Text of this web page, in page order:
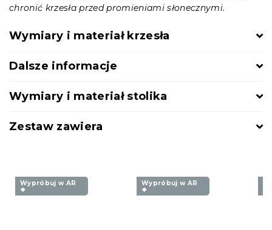
chronić krzesła przed promieniami słonecznymi.
Wymiary i materiał krzesła
Dalsze informacje
Wymiary i materiał stolika
Zestaw zawiera
Wypróbuj w AR
❖
Wypróbuj w AR
❖